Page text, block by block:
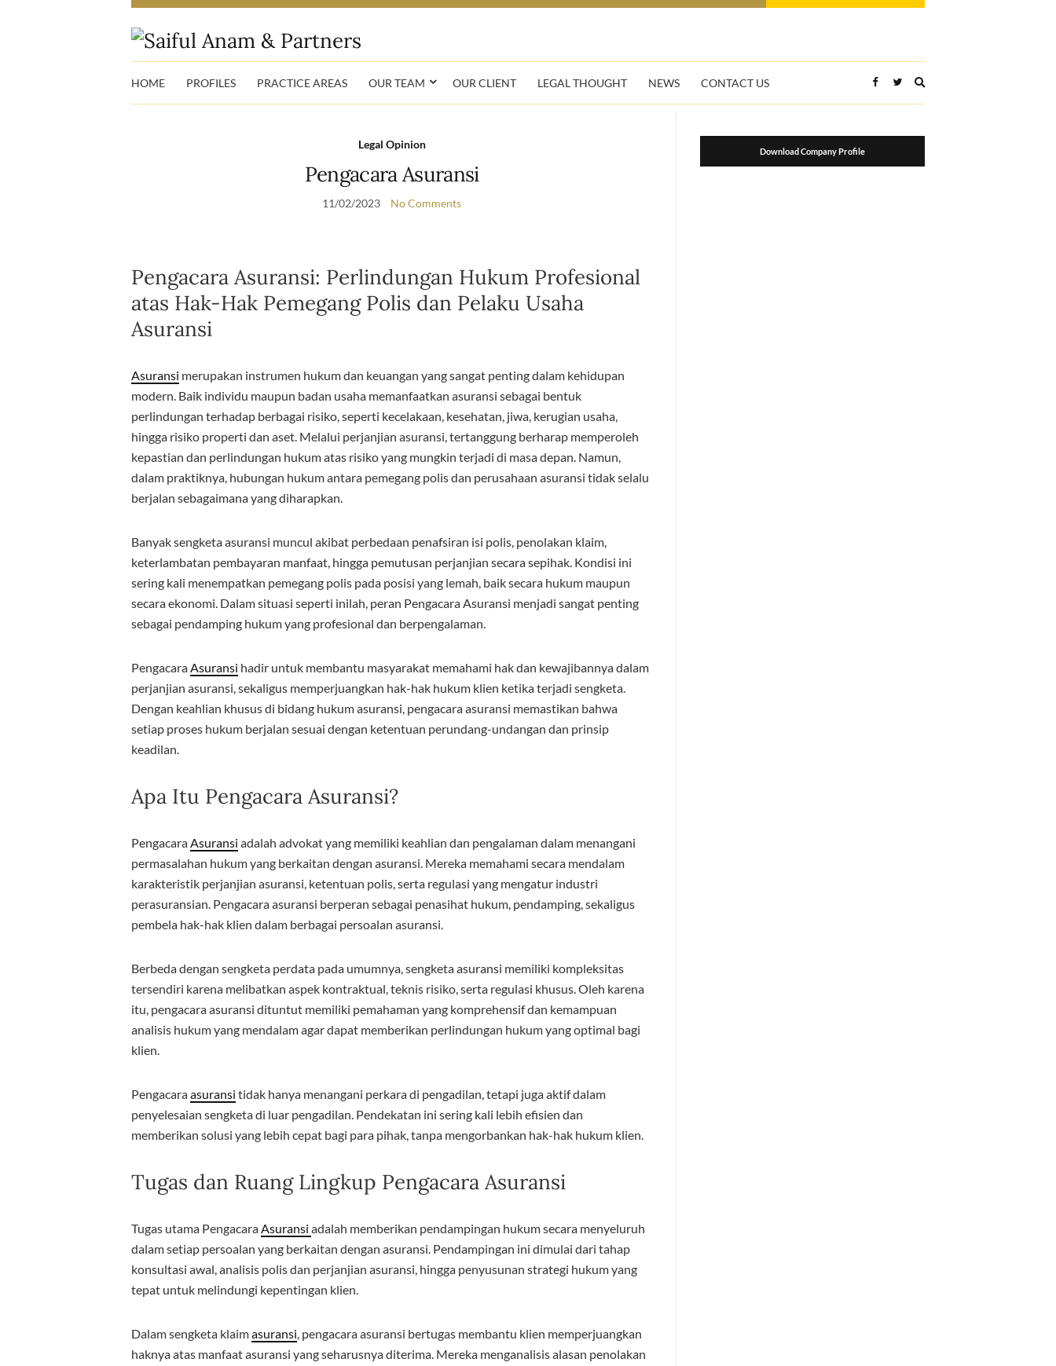
HOME PROFILES PRACTICE AREAS OUR TEAM OUR CLIENT LEGAL THOUGHT NEWS CONTACT US
Legal Opinion
Pengacara Asuransi
11/02/2023 No Comments
Pengacara Asuransi: Perlindungan Hukum Profesional
atas Hak-Hak Pemegang Polis dan Pelaku Usaha
Asuransi
Asuransi merupakan instrumen hukum dan keuangan yang sangat penting dalam kehidupan
modern. Baik individu maupun badan usaha memanfaatkan asuransi sebagai bentuk
perlindungan terhadap berbagai risiko, seperti kecelakaan, kesehatan, jiwa, kerugian usaha,
hingga risiko properti dan aset. Melalui perjanjian asuransi, tertanggung berharap memperoleh
kepastian dan perlindungan hukum atas risiko yang mungkin terjadi di masa depan. Namun,
dalam praktiknya, hubungan hukum antara pemegang polis dan perusahaan asuransi tidak selalu
berjalan sebagaimana yang diharapkan.
Banyak sengketa asuransi muncul akibat perbedaan penafsiran isi polis, penolakan klaim,
keterlambatan pembayaran manfaat, hingga pemutusan perjanjian secara sepihak. Kondisi ini
sering kali menempatkan pemegang polis pada posisi yang lemah, baik secara hukum maupun
secara ekonomi. Dalam situasi seperti inilah, peran Pengacara Asuransi menjadi sangat penting
sebagai pendamping hukum yang profesional dan berpengalaman.
PengacaraAsuransi hadir untuk membantu masyarakat memahami hak dan kewajibannya dalam
perjanjian asuransi, sekaligus memperjuangkan hak-hak hukum klien ketika terjadi sengketa.
Dengan keahlian khusus di bidang hukum asuransi, pengacara asuransi memastikan bahwa
setiap proses hukum berjalan sesuai dengan ketentuan perundang-undangan dan prinsip
keadilan.
Apa Itu Pengacara Asuransi?
PengacaraAsuransi adalah advokat yang memiliki keahlian dan pengalaman dalam menangani
permasalahan hukum yang berkaitan dengan asuransi. Mereka memahami secara mendalam
karakteristik perjanjian asuransi, ketentuan polis, serta regulasi yang mengatur industri
perasuransian. Pengacara asuransi berperan sebagai penasihat hukum, pendamping, sekaligus
pembela hak-hak klien dalam berbagai persoalan asuransi.
Berbeda dengan sengketa perdata pada umumnya, sengketa asuransi memiliki kompleksitas
tersendiri karena melibatkan aspek kontraktual, teknis risiko, serta regulasi khusus. Oleh karena
itu, pengacara asuransi dituntut memiliki pemahaman yang komprehensif dan kemampuan
analisis hukum yang mendalam agar dapat memberikan perlindungan hukum yang optimal bagi
klien.
Pengacaraasuransi tidak hanya menangani perkara di pengadilan, tetapi juga aktif dalam
penyelesaian sengketa di luar pengadilan. Pendekatan ini sering kali lebih efisien dan
memberikan solusi yang lebih cepat bagi para pihak, tanpa mengorbankan hak-hak hukum klien.
Tugas dan Ruang Lingkup Pengacara Asuransi
Tugas utama PengacaraAsuransi adalah memberikan pendampingan hukum secara menyeluruh
dalam setiap persoalan yang berkaitan dengan asuransi. Pendampingan ini dimulai dari tahap
konsultasi awal, analisis polis dan perjanjian asuransi, hingga penyusunan strategi hukum yang
tepat untuk melindungi kepentingan klien.
Dalam sengketa klaimasuransi, pengacara asuransi bertugas membantu klien memperjuangkan
haknya atas manfaat asuransi yang seharusnya diterima. Mereka menganalisis alasan penolakan
Download Company Profile